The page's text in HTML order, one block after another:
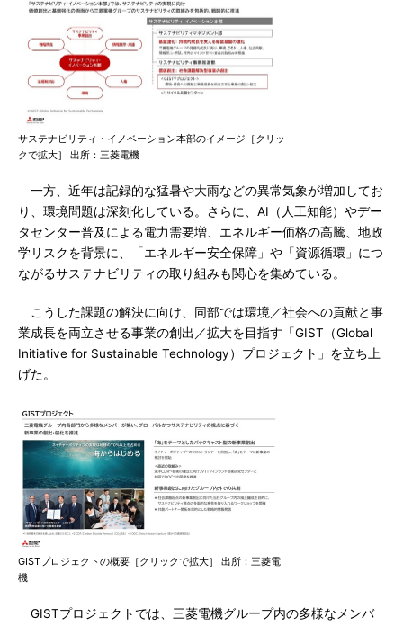
サステナビリティ・イノベーション本部のイメージ［クリッ
クで拡大］ 出所：三菱電機
一方、近年は記録的な猛暑や大雨などの異常気象が増加してお
り、環境問題は深刻化している。さらに、AI（人工知能）やデー
タセンター普及による電力需要増、エネルギー価格の高騰、地政
学リスクを背景に、「エネルギー安全保障」や「資源循環」につ
ながるサステナビリティの取り組みも関心を集めている。
こうした課題の解決に向け、同部では環境／社会への貢献と事
業成長を両立させる事業の創出／拡大を目指す「GIST（Global
Initiative for Sustainable Technology）プロジェクト」を立ち上
げた。
GISTプロジェクトの概要［クリックで拡大］ 出所：三菱電
機
GISTプロジェクトでは、三菱電機グループ内の多様なメンバ